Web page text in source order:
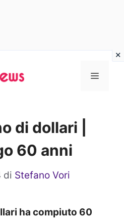
Menu
di dollari |
60 anni
di Stefano Vori
ha compiuto 60